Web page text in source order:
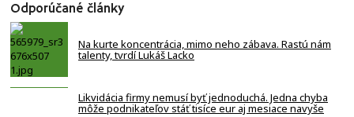
Odporúčané články
Na kurte koncentrácia, mimo neho zábava. Rastú nám
talenty, tvrdí Lukáš Lacko
Likvidácia firmy nemusí byť jednoduchá. Jedna chyba
môže podnikateľov stáť tisíce eur aj mesiace navyše